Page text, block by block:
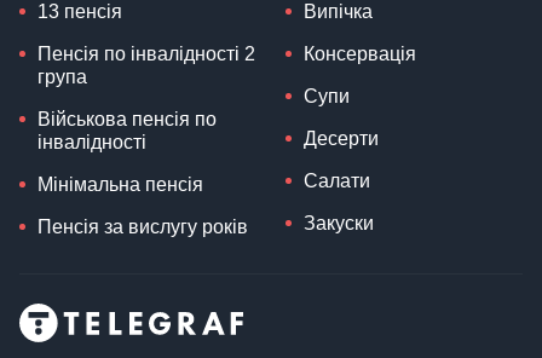
13 пенсія
Пенсія по інвалідності 2
група
Військова пенсія по
інвалідності
Мінімальна пенсія
Пенсія за вислугу років
Випічка
Консервація
Супи
Десерти
Салати
Закуски